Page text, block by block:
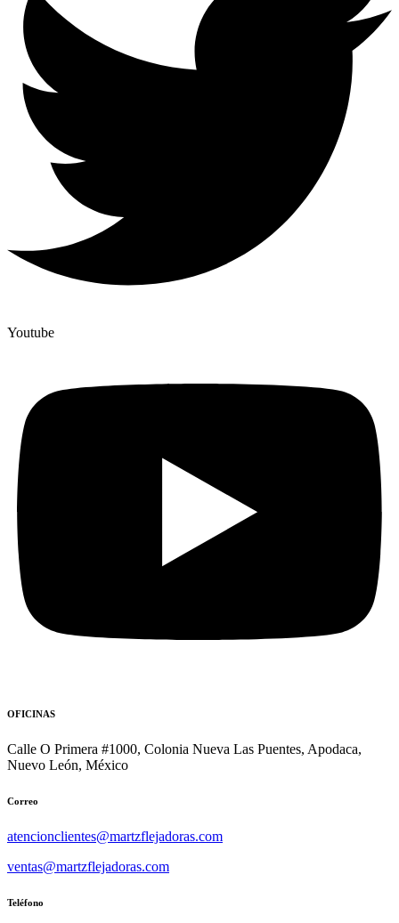
Youtube
OFICINAS
Calle O Primera #1000, Colonia Nueva Las Puentes, Apodaca,
Nuevo León, México
Correo
atencionclientes@martzflejadoras.com
ventas@martzflejadoras.com
Teléfono